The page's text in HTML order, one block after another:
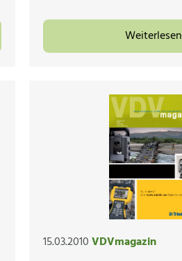
Weiterlesen
15.03.2010VDVmagazin